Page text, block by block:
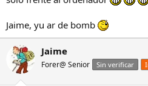
Jaime, yu ar de bomb
Jaime
Forer@ Senior Sin verificar